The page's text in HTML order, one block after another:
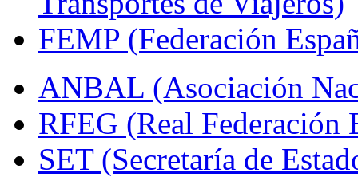
FEMP (Federación
ANBAL (Asociación
RFEG (Real Federación
SET (Secretaría de